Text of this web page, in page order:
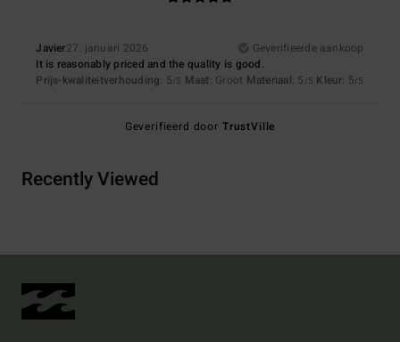
Javier27. januari 2026
Geverifieerde aankoop
It is reasonably priced and the quality is good.
Prijs-kwaliteitverhouding: 5/5 Maat: Groot Materiaal: 5 /5 Kleur: 5/5
Geverifieerd door TrustVille
Recently Viewed